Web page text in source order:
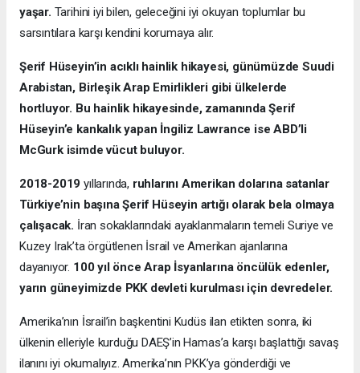
yaşar. Tarihini iyi bilen, geleceğini iyi okuyan toplumlar bu
sarsıntılara karşı kendini korumaya alır.
Şerif Hüseyin’in acıklı hainlik hikayesi, günümüzde Suudi
Arabistan, Birleşik Arap Emirlikleri gibi ülkelerde
hortluyor. Bu hainlik hikayesinde, zamanında Şerif
Hüseyin’e kankalık yapan İngiliz Lawrance ise ABD’li
McGurk isimde vücut buluyor.
2018-2019yıllarında, ruhlarını Amerikan dolarına satanlar
Türkiye’nin başına Şerif Hüseyin artığı olarak bela olmaya
çalışacak. İran sokaklarındaki ayaklanmaların temeli Suriye ve
Kuzey Irak’ta örgütlenen İsrail ve Amerikan ajanlarına
dayanıyor. 100 yıl önce Arap İsyanlarına öncülük edenler,
yarın güneyimizde PKK devleti kurulması için devredeler.
Amerika’nın İsrail’in başkentini Kudüs ilan etikten sonra, iki
ülkenin elleriyle kurduğu DAEŞ’in Hamas’a karşı başlattığı savaş
ilanını iyi okumalıyız. Amerika’nın PKK’ya gönderdiği ve